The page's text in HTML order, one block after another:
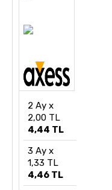
2 Ay x
2,00 TL
4,44 TL
3 Ay x
1,33 TL
4,46 TL